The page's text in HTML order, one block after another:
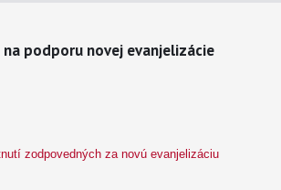
na podporu novej evanjelizácie
zodpovedných za novú evanjelizáciu